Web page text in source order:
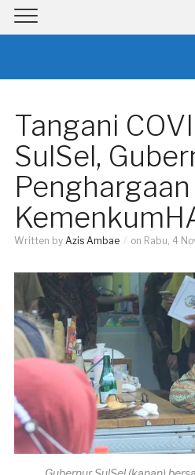
Tangani
SulSel,
Penghargaan
Written by Azis Ambae on Rabu, 4